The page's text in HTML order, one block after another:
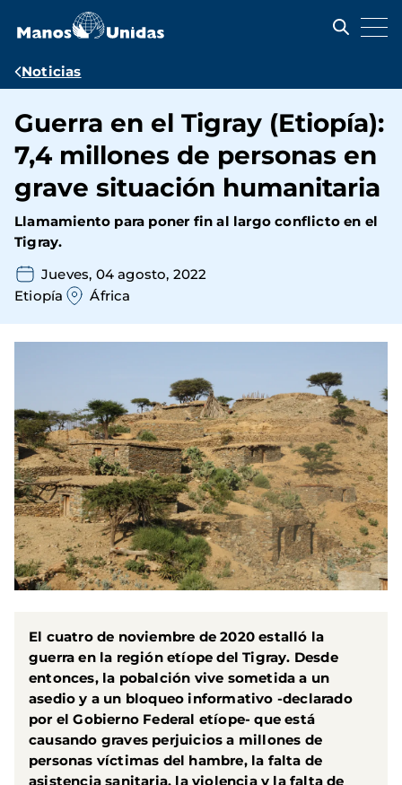
contenido
Ruta
navegación
Noticias
Guerra en el Tigray (Etiopía):
7,4 millones de personas en
grave situación humanitaria
Llamamiento para poner fin al largo conflicto en el
Tigray.
Jueves, 04 agosto, 2022
Etiopía
África
El cuatro de noviembre de 2020 estalló la
guerra en la región etíope del Tigray. Desde
entonces, la pobalción vive sometida a un
asedio y a un bloqueo informativo -declarado
por el Gobierno Federal etíope- que está
causando graves perjuicios a millones de
personas víctimas del hambre, la falta de
asistencia sanitaria, la violencia y la falta de